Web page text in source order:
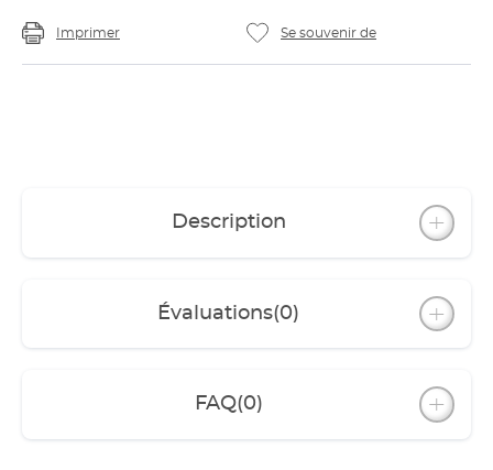
Imprimer Se souvenir de
Description
Évaluations(0)
FAQ(0)